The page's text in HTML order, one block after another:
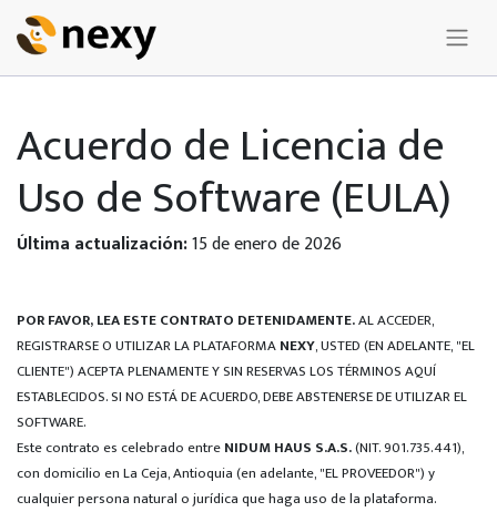
Acuerdo de Licencia de
Uso de Software (EULA)
Última actualización:15 de enero de 2026
POR FAVOR, LEA ESTE CONTRATO DETENIDAMENTE.AL ACCEDER,
REGISTRARSE O UTILIZAR LA PLATAFORMANEXY, USTED (EN ADELANTE, "EL
CLIENTE") ACEPTA PLENAMENTE Y SIN RESERVAS LOS TÉRMINOS AQUÍ
ESTABLECIDOS. SI NO ESTÁ DE ACUERDO, DEBE ABSTENERSE DE UTILIZAR EL
SOFTWARE.
Este contrato es celebrado entreNIDUM HAUS S.A.S.(NIT. 901.735.441),
con domicilio en La Ceja, Antioquia (en adelante, "EL PROVEEDOR") y
cualquier persona natural o jurídica que haga uso de la plataforma.